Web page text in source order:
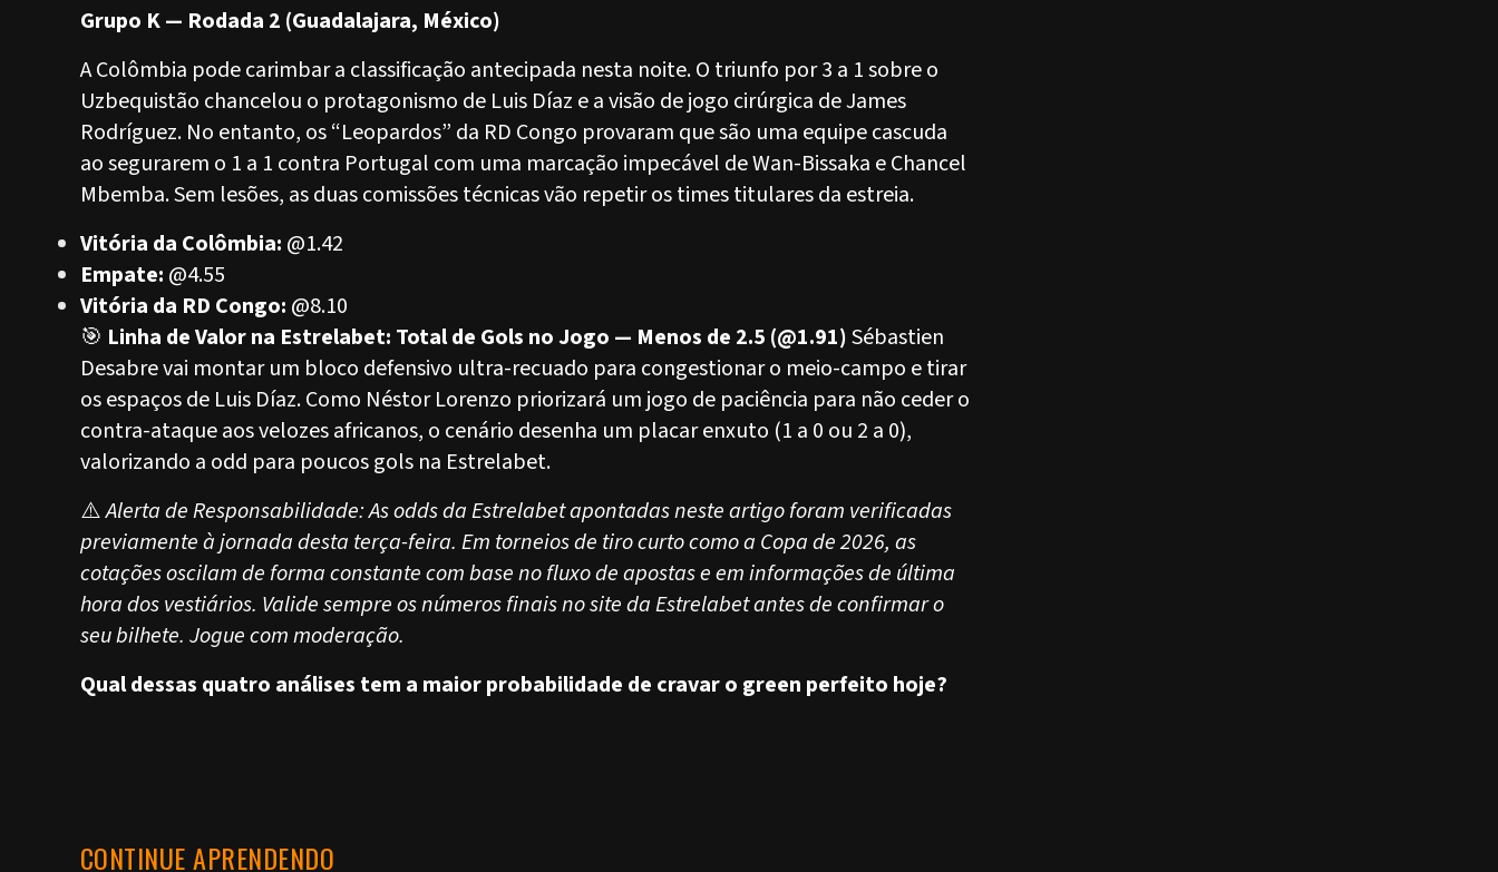
Grupo K — Rodada 2 (Guadalajara, México)
A Colômbia pode carimbar a classificação antecipada nesta noite. O triunfo por 3 a 1 sobre o
Uzbequistão chancelou o protagonismo de Luis Díaz e a visão de jogo cirúrgica de James
Rodríguez. No entanto, os “Leopardos” da RD Congo provaram que são uma equipe cascuda
ao segurarem o 1 a 1 contra Portugal com uma marcação impecável de Wan-Bissaka e Chancel
Mbemba. Sem lesões, as duas comissões técnicas vão repetir os times titulares da estreia.
Vitória da Colômbia: @1.42
Empate: @4.55
Vitória da RD Congo: @8.10
🎯 Linha de Valor na Estrelabet: Total de Gols no Jogo — Menos de 2.5 (@1.91)Sébastien
Desabre vai montar um bloco defensivo ultra-recuado para congestionar o meio-campo e tirar
os espaços de Luis Díaz. Como Néstor Lorenzo priorizará um jogo de paciência para não ceder o
contra-ataque aos velozes africanos, o cenário desenha um placar enxuto (1 a 0 ou 2 a 0),
valorizando a odd para poucos gols na Estrelabet.
⚠️Alerta de Responsabilidade: As odds da Estrelabet apontadas neste artigo foram verificadas
previamente à jornada desta terça-feira. Em torneios de tiro curto como a Copa de 2026, as
cotações oscilam de forma constante com base no fluxo de apostas e em informações de última
hora dos vestiários. Valide sempre os números finais no site da Estrelabet antes de confirmar o
seu bilhete. Jogue com moderação.
Qual dessas quatro análises tem a maior probabilidade de cravar o green perfeito hoje?
CONTINUE APRENDENDO